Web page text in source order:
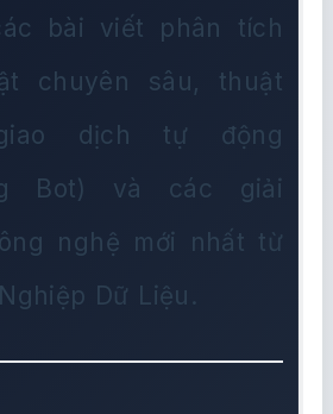
bài viết phân tích
chuyên sâu, thuật
dịch tự động
Bot) và các giải
nghệ mới nhất từ
Dữ Liệu.